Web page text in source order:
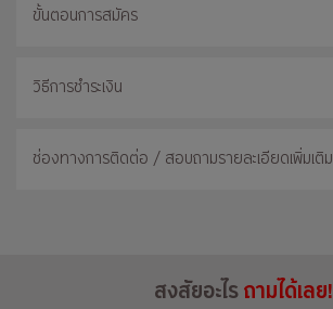
ขั้นตอนการสมัคร
วิธีการชำระเงิน
ช่องทางการติดต่อ / สอบถามรายละเอียดเพิ่มเติม
สงสัยอะไรถามได้เลย!